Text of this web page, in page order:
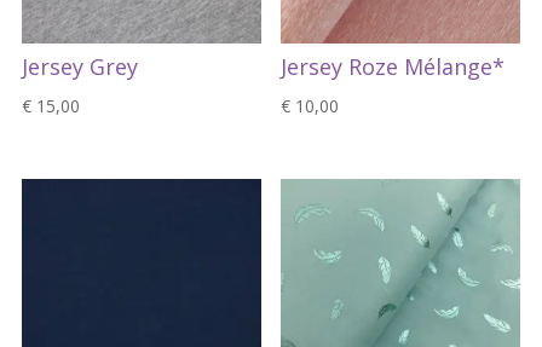
Jersey Grey
€15,00
Jersey Roze Mélange*
€ 10,00